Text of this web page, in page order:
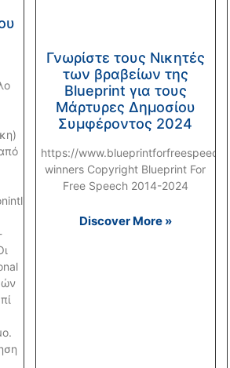
regulation/calling-
Γνωρίστε τους Νικητές
των βραβείων της
Blueprint για τους
Μάρτυρες Δημοσίου
Συμφέροντος 2024
https://
winners Copyright Blueprint For
Free Speech 2014-2024
Discover More »